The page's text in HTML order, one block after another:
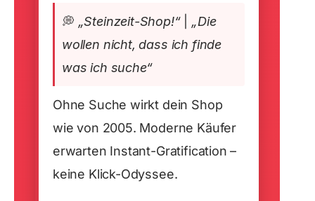
💭 „Steinzeit-Shop!“| „Die
wollen nicht, dass ich finde
was ich suche“
Ohne Suche wirkt dein Shop
wie von 2005. Moderne Käufer
erwarten Instant-Gratification –
keine Klick-Odyssee.